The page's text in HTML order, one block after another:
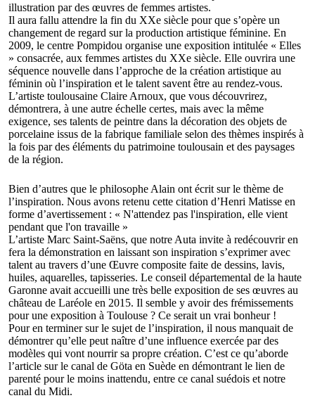
illustration par des œuvres de femmes artistes.
Il aura fallu attendre la fin du XXe siècle pour que s’opère un
changement de regard sur la production artistique féminine. En
2009, le centre Pompidou organise une exposition intitulée « Elles
» consacrée, aux femmes artistes du XXe siècle. Elle ouvrira une
séquence nouvelle dans l’approche de la création artistique au
féminin où l’inspiration et le talent savent être au rendez-vous.
L’artiste toulousaine Claire Arnoux, que vous découvrirez,
démontrera, à une autre échelle certes, mais avec la même
exigence, ses talents de peintre dans la décoration des objets de
porcelaine issus de la fabrique familiale selon des thèmes inspirés à
la fois par des éléments du patrimoine toulousain et des paysages
de la région.
Bien d’autres que le philosophe Alain ont écrit sur le thème de
l’inspiration. Nous avons retenu cette citation d’Henri Matisse en
forme d’avertissement : « N'attendez pas l'inspiration, elle vient
pendant que l'on travaille »
L’artiste Marc Saint-Saëns, que notre Auta invite à redécouvrir en
fera la démonstration en laissant son inspiration s’exprimer avec
talent au travers d’une Œuvre composite faite de dessins, lavis,
huiles, aquarelles, tapisseries. Le conseil départemental de la haute
Garonne avait accueilli une très belle exposition de ses œuvres au
château de Laréole en 2015. Il semble y avoir des frémissements
pour une exposition à Toulouse ? Ce serait un vrai bonheur !
Pour en terminer sur le sujet de l’inspiration, il nous manquait de
démontrer qu’elle peut naître d’une influence exercée par des
modèles qui vont nourrir sa propre création. C’est ce qu’aborde
l’article sur le canal de Göta en Suède en démontrant le lien de
parenté pour le moins inattendu, entre ce canal suédois et notre
canal du Midi.